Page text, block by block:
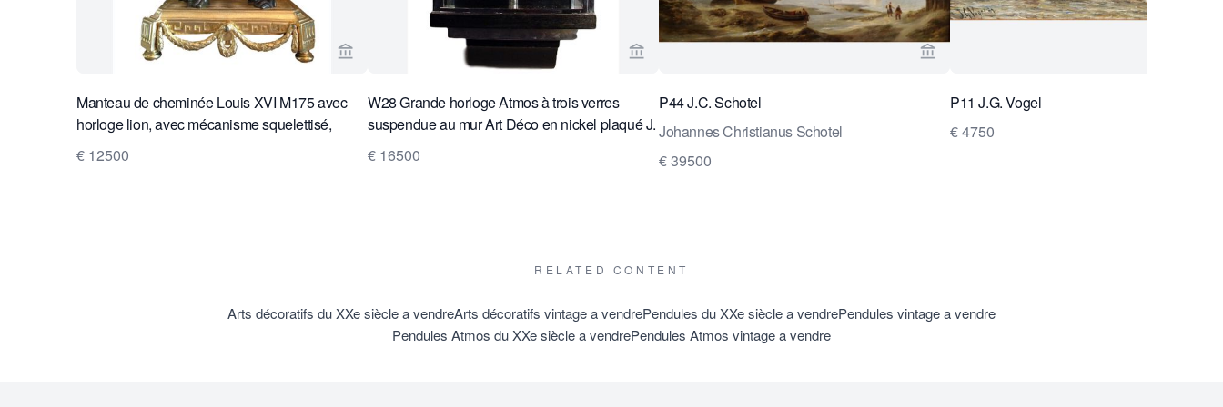
Voir la page vendeur de Van Brug Collection
Manteau de cheminée Louis XVI M175 avec
horloge lion, avec mécanisme squelettisé,
aiguilles et cadre en argent sur la lunette et
sonnerie sur une cloche en argent
€ 12500
Voir la page vendeur de Van Brug Collection
W28 Grande horloge Atmos à trois verres
suspendue au mur Art Déco en nickel plaqué J.
L. Reutter.
€ 16500
Voir la page vendeur de Van Brug Collection
P44 J.C. Schotel
Johannes Christianus Schotel
€ 39500
P11 J.G. Vogel
€ 4750
RELATED CONTENT
Arts décoratifs du XXe siècle a vendreArts décoratifs vintage a vendrePendules du XXe siècle a vendrePendules vintage a vendre
Pendules Atmos du XXe siècle a vendrePendules Atmos vintage a vendre